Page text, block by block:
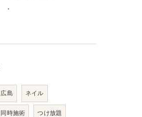
.
広島 ネイル
同時施術 つけ放題